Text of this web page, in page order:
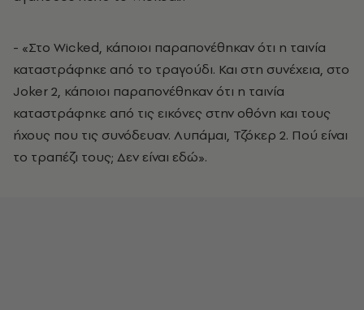
- «Στο Wicked, κάποιοι παραπονέθηκαν ότι η ταινία
καταστράφηκε από το τραγούδι. Και στη συνέχεια, στο
Joker 2, κάποιοι παραπονέθηκαν ότι η ταινία
καταστράφηκε από τις εικόνες στην οθόνη και τους
ήχους που τις συνόδευαν. Λυπάμαι, Τζόκερ 2. Πού είναι
το τραπέζι τους; Δεν είναι εδώ».